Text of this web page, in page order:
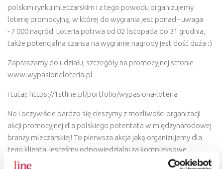
polskim rynku mleczarskim i z tego powodu organizujemy
loterię promocyjną, w której do wygrania jest ponad - uwaga
- 7 000 nagród! Loteria potrwa od 02 listopada do 31 grudnia,
także potencjalna szansa na wygranie nagrody jest dość duża :)
Zapraszamy do udziału, szczegóły na promocyjnej stronie
www.wypasionaloteria.pl
i tutaj: https://1stline.pl/portfolio/wypasiona-loteria
No i oczywiście bardzo się cieszymy z możliwości organizacji
akcji promocyjnej dla polskiego potentata w międzynarodowej
branży mleczarskiej! To pierwsza akcja jaką organizujemy dla
tego klienta, jesteśmy odpowiedzialni za kompleksowe
przygotowanie i obsługę całej akcji.